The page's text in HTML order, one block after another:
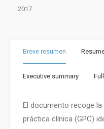
2017
Breve resumen
Executive summary
El documento recoge
práctica clínica (GPC)